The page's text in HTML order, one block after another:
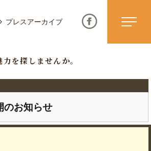
プレスアーカイブ
を探しませんか。
のお知らせ